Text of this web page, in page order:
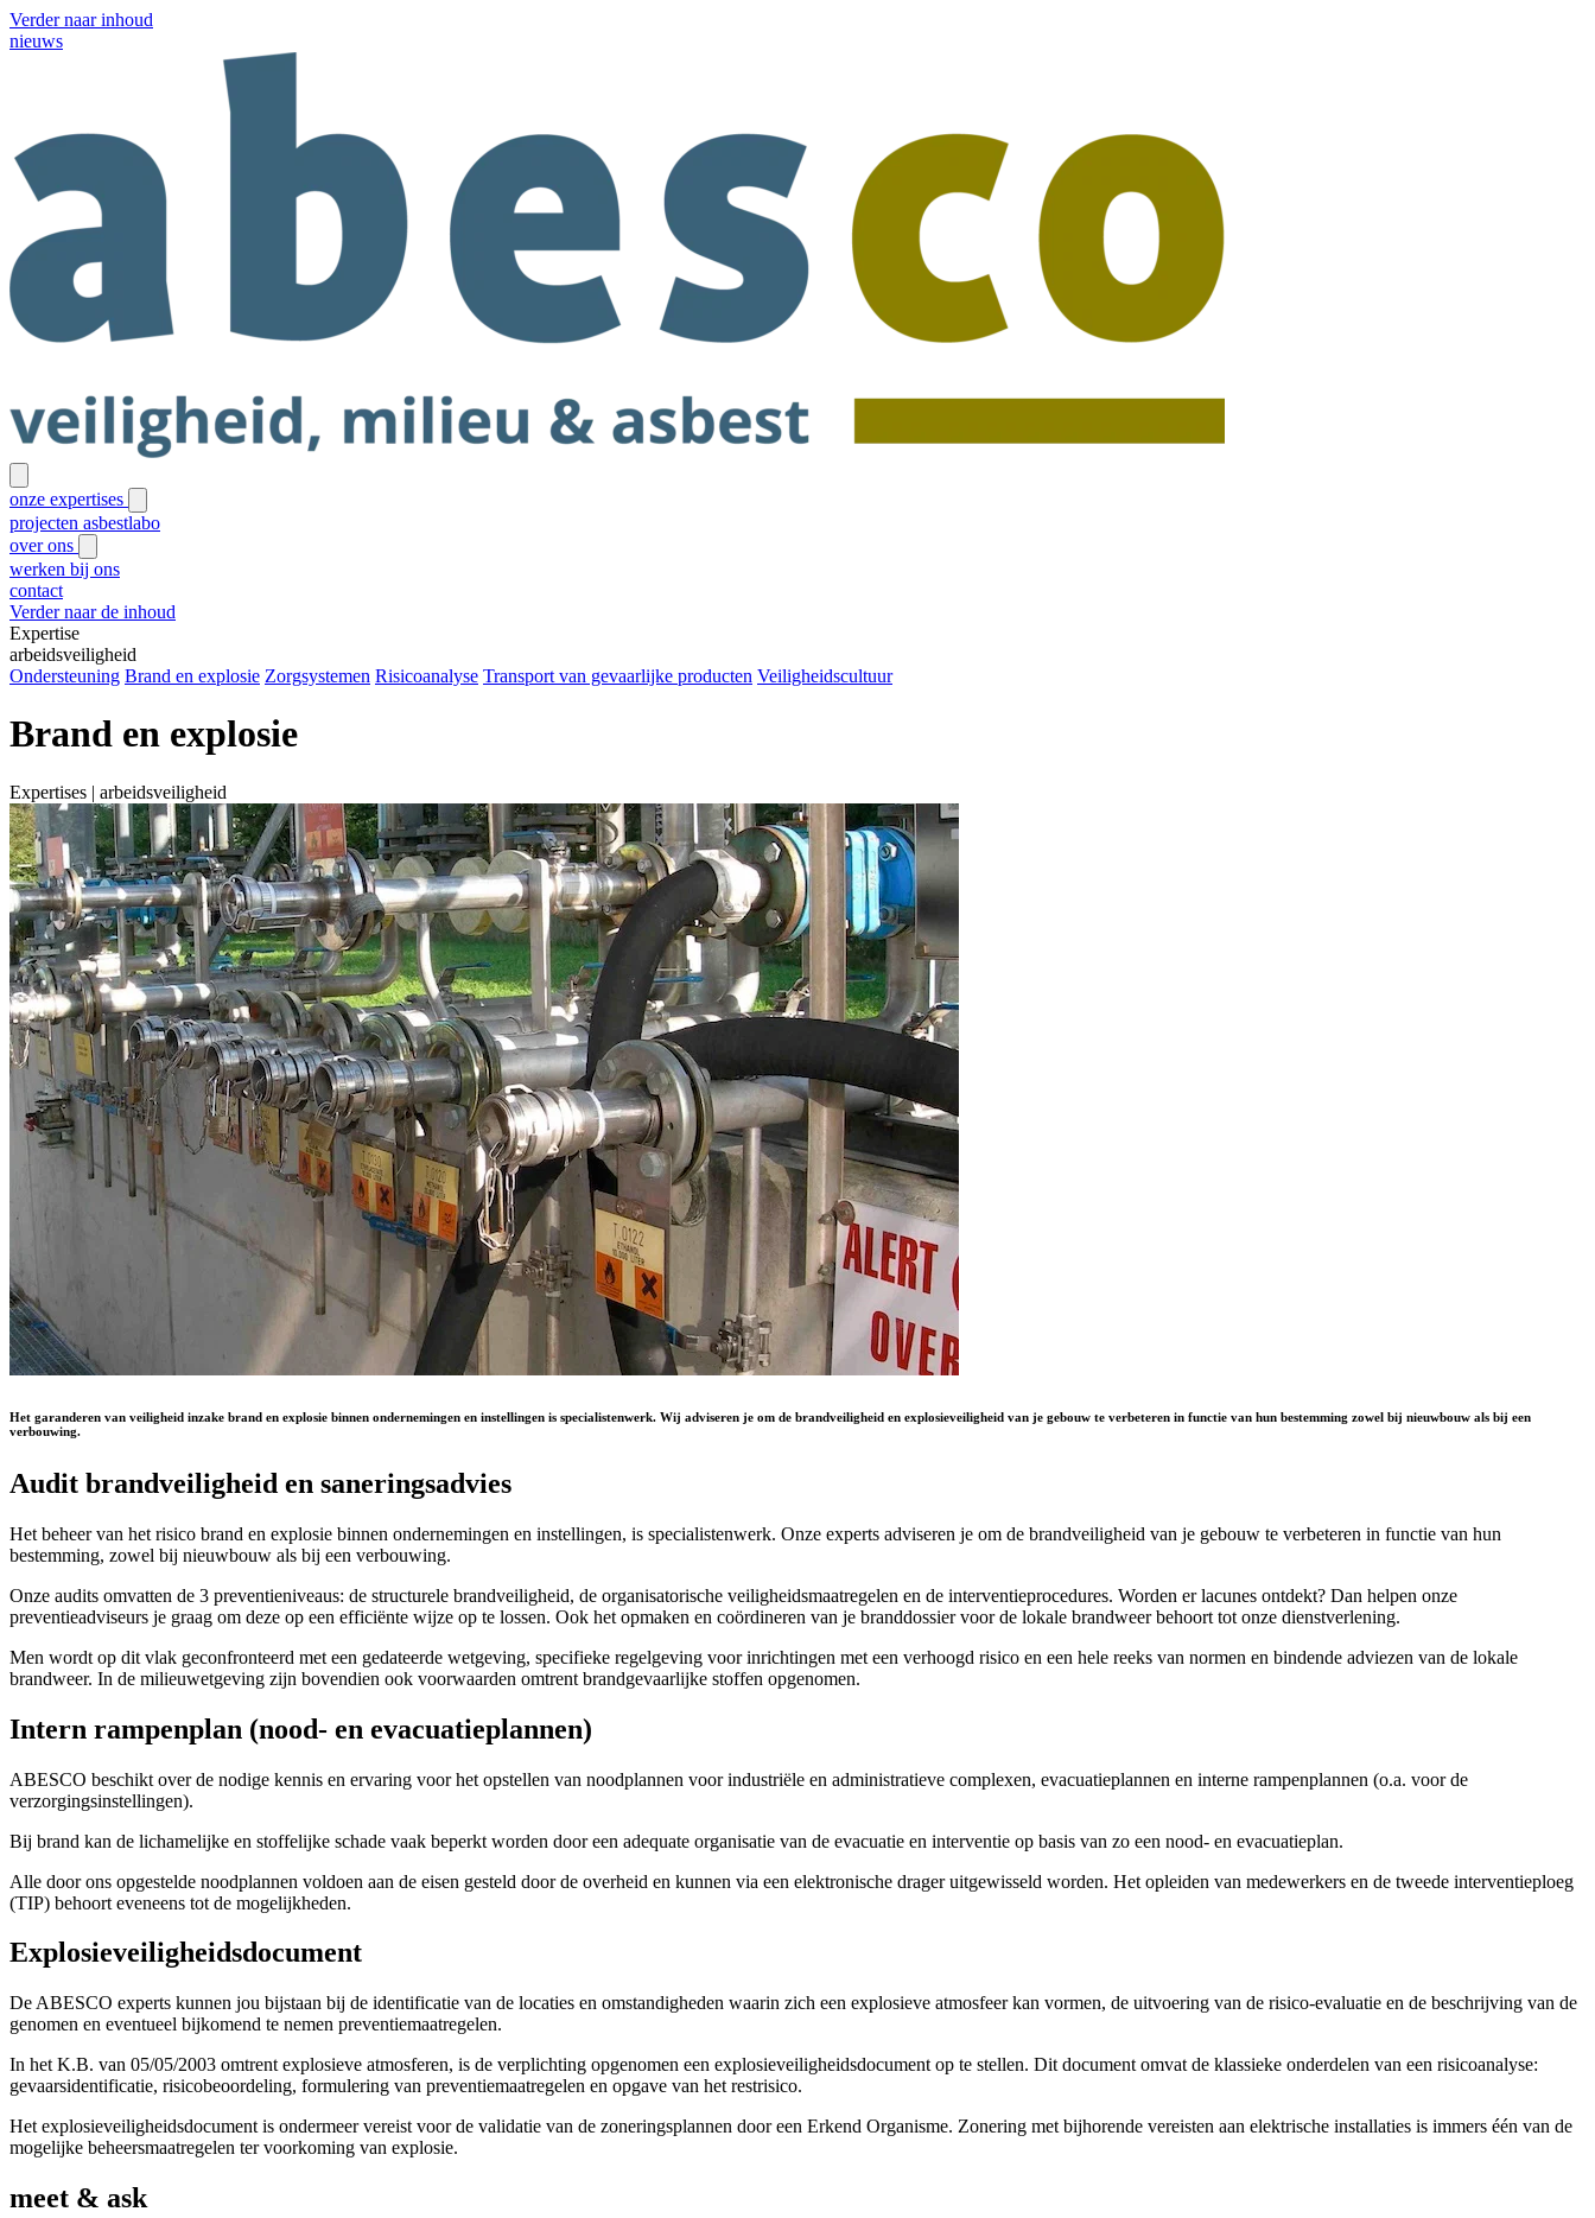
Verder naar inhoud
nieuws
onze expertises
projecten asbestlabo
over ons
werken bij ons
contact
Verder naar de inhoud
Expertise
arbeidsveiligheid
Ondersteuning Brand en explosie Zorgsystemen Risicoanalyse Transport van gevaarlijke producten Veiligheidscultuur
Brand en explosie
Expertises | arbeidsveiligheid
Het garanderen van veiligheid inzake brand en explosie binnen ondernemingen en instellingen is specialistenwerk. Wij adviseren je om de brandveiligheid en explosieveiligheid van je gebouw te verbeteren in functie van hun bestemming zowel bij nieuwbouw als bij een
verbouwing.
Audit brandveiligheid en saneringsadvies
Het beheer van het risico brand en explosie binnen ondernemingen en instellingen, is specialistenwerk. Onze experts adviseren je om de brandveiligheid van je gebouw te verbeteren in functie van hun
bestemming, zowel bij nieuwbouw als bij een verbouwing.
Onze audits omvatten de 3 preventieniveaus: de structurele brandveiligheid, de organisatorische veiligheidsmaatregelen en de interventieprocedures. Worden er lacunes ontdekt? Dan helpen onze
preventieadviseurs je graag om deze op een efficiënte wijze op te lossen. Ook het opmaken en coördineren van je branddossier voor de lokale brandweer behoort tot onze dienstverlening.
Men wordt op dit vlak geconfronteerd met een gedateerde wetgeving, specifieke regelgeving voor inrichtingen met een verhoogd risico en een hele reeks van normen en bindende adviezen van de lokale
brandweer. In de milieuwetgeving zijn bovendien ook voorwaarden omtrent brandgevaarlijke stoffen opgenomen.
Intern rampenplan (nood- en evacuatieplannen)
ABESCO beschikt over de nodige kennis en ervaring voor het opstellen van noodplannen voor industriële en administratieve complexen, evacuatieplannen en interne rampenplannen (o.a. voor de
verzorgingsinstellingen).
Bij brand kan de lichamelijke en stoffelijke schade vaak beperkt worden door een adequate organisatie van de evacuatie en interventie op basis van zo een nood- en evacuatieplan.
Alle door ons opgestelde noodplannen voldoen aan de eisen gesteld door de overheid en kunnen via een elektronische drager uitgewisseld worden. Het opleiden van medewerkers en de tweede interventieploeg
(TIP) behoort eveneens tot de mogelijkheden.
Explosieveiligheidsdocument
De ABESCO experts kunnen jou bijstaan bij de identificatie van de locaties en omstandigheden waarin zich een explosieve atmosfeer kan vormen, de uitvoering van de risico-evaluatie en de beschrijving van de
genomen en eventueel bijkomend te nemen preventiemaatregelen.
In het K.B. van 05/05/2003 omtrent explosieve atmosferen, is de verplichting opgenomen een explosieveiligheidsdocument op te stellen. Dit document omvat de klassieke onderdelen van een risicoanalyse:
gevaarsidentificatie, risicobeoordeling, formulering van preventiemaatregelen en opgave van het restrisico.
Het explosieveiligheidsdocument is ondermeer vereist voor de validatie van de zoneringsplannen door een Erkend Organisme. Zonering met bijhorende vereisten aan elektrische installaties is immers één van de
mogelijke beheersmaatregelen ter voorkoming van explosie.
meet & ask